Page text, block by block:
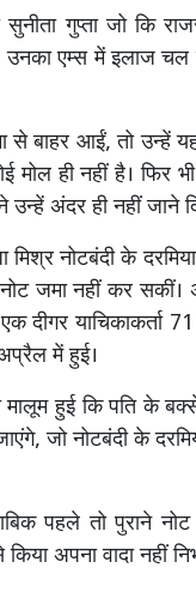
सुनीता गुप्ता जो
एम्स में इलाज चल
से बाहर आईं, तो उन्हें
ही नहीं है। फिर
अंदर ही नहीं जाने
मिश्र नोटबंदी के
जमा नहीं कर सकीं।
दीगर
में हुई।
मालूम हुई कि पति के
जो नोटबंदी के
पहले तो पुराने
अपना वादा नहीं